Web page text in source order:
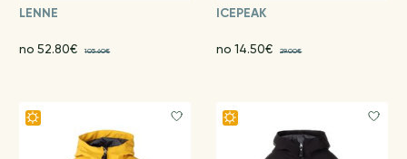
LENNE
no 52.80€ 105.60€
ICEPEAK
no 14.50€ 29.00€